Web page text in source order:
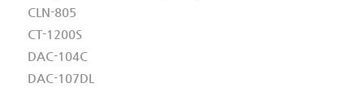
CLN-805
CT-1200S
DAC-104C
DAC-107DL